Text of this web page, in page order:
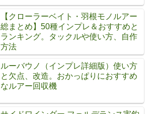
【クローラーベイト・羽根モノルアー
総まとめ】50種インプレ＆おすすめと
ランキング。タックルや使い方、自作
方法
ルーバウノ（インプレ詳細版）使い方
と欠点、改造。おかっぱりにおすすめ
なルアー回収機